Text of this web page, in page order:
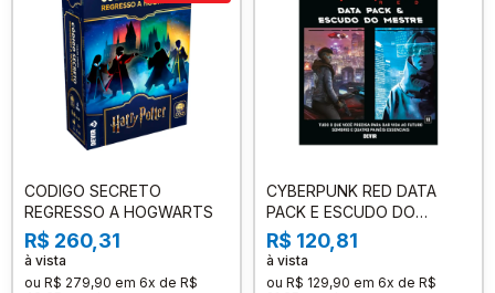
CODIGO SECRETO
REGRESSO A HOGWARTS
R$ 260,31
à vista
ou R$ 279,90 em 6x de R$
CYBERPUNK RED DATA
PACK E ESCUDO DO
MESTRE
R$ 120,81
à vista
ou R$ 129,90 em 6x de R$